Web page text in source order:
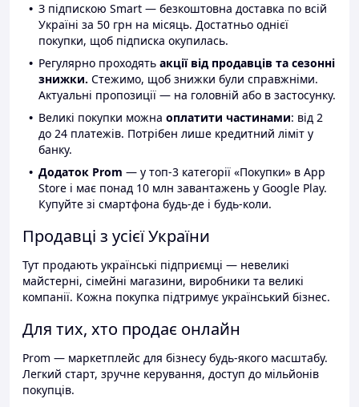
З підпискою Smart — безкоштовна доставка по всій
Україні за 50 грн на місяць. Достатньо однієї
покупки, щоб підписка окупилась.
Регулярно проходять акції від продавців та сезонні
знижки. Стежимо, щоб знижки були справжніми.
Актуальні пропозиції — на головній або в застосунку.
Великі покупки можна оплатити частинами: від 2
до 24 платежів. Потрібен лише кредитний ліміт у
банку.
Додаток Prom — у топ-3 категорії «Покупки» в App
Store і має понад 10 млн завантажень у Google Play.
Купуйте зі смартфона будь-де і будь-коли.
Продавці з усієї України
Тут продають українські підприємці — невеликі
майстерні, сімейні магазини, виробники та великі
компанії. Кожна покупка підтримує український бізнес.
Для тих, хто продає онлайн
Prom — маркетплейс для бізнесу будь-якого масштабу.
Легкий старт, зручне керування, доступ до мільйонів
покупців.